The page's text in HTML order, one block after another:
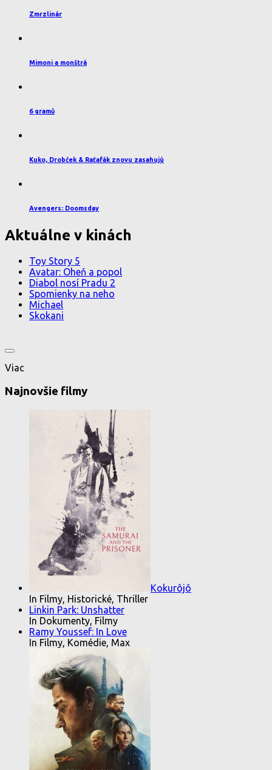
Zmrzlinár
Mimoni a monštrá
6 gramů
Kuko, Drobček & Raťafák znovu zasahujú
Avengers: Doomsday
Aktuálne v kinách
Toy Story 5
Avatar: Oheň a popol
Diabol nosí Pradu 2
Spomienky na neho
Michael
Skokani
Viac
Najnovšie filmy
Kokurôjô
In Filmy, Historické, Thriller
Linkin Park: Unshatter
In Dokumenty, Filmy
Ramy Youssef: In Love
In Filmy, Komédie, Max